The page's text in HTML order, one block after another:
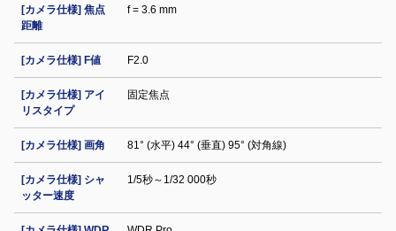
[カメラ仕様] 焦点
距離
f = 3.6 mm
[カメラ仕様] F値 F2.0
[カメラ仕様] アイ
リスタイプ
固定焦点
[カメラ仕様] 画角 81° (水平) 44° (垂直) 95° (対角線)
[カメラ仕様] シャ
ッター速度
1/5秒～1/32 000秒